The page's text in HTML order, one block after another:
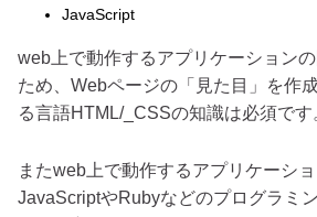
JavaScript
web上で動作するアプリケーション
ため、Webページの「見た目」を作
る言語HTML/_CSSの知識は必須です
またweb上で動作するアプリケーシ
JavaScriptやRubyなどのプログラミ